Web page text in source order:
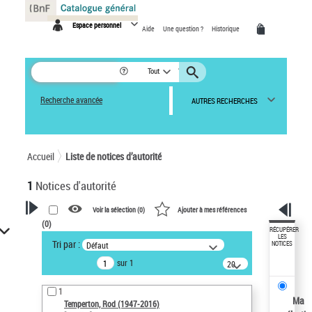
Espace personnel Aide Une question ? Historique
Tout
Recherche avancée AUTRES RECHERCHES
Accueil Liste de notices d’autorité
1 Notices d'autorité
VOTRE RECHERCHE
Recherche avancée dans les
notices d’autorité
Œuvres liées à l'auteur :
Temperton, Rod (1947-2016)
Voir la sélection (0) Ajouter à mes références
(0)
Tri par : Défaut
sur 1
20
résultats/page
1
Temperton, Rod (1947-2016)
RÉCUPÉRER
LES
NOTICES
Ma
Panneau de gestion des cookies